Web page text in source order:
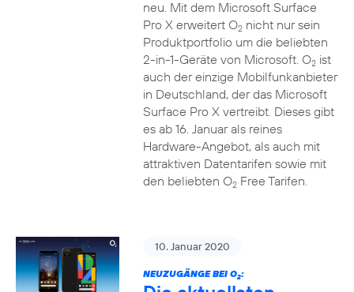
neu. Mit dem Microsoft Surface
Pro X erweitert O2nicht nur sein
Produktportfolio um die beliebten
2-in-1-Geräte von Microsoft. O2ist
auch der einzige Mobilfunkanbieter
in Deutschland, der das Microsoft
Surface Pro X vertreibt. Dieses gibt
es ab 16. Januar als reines
Hardware-Angebot, als auch mit
attraktiven Datentarifen sowie mit
den beliebten O2Free Tarifen.
10. Januar 2020
NEUZUGÄNGE BEI O2: